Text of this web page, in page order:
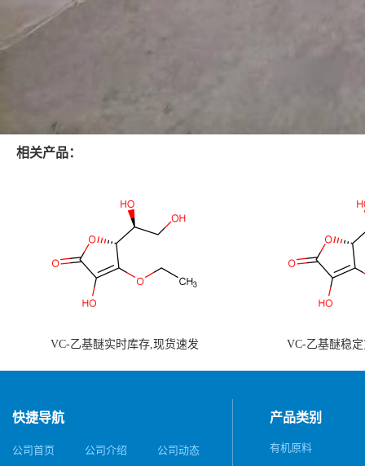
相关产品：
VC-乙基醚实时库存,现货速发 VC-乙基醚稳
快捷导航
公司首页 公司介绍 公司动态
产品类别
有机原料